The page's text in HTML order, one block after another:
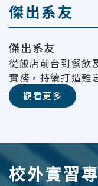
傑出系友
傑出系友
從飯店前台到餐飲
實務，持續打造難
觀看更多
校外實習